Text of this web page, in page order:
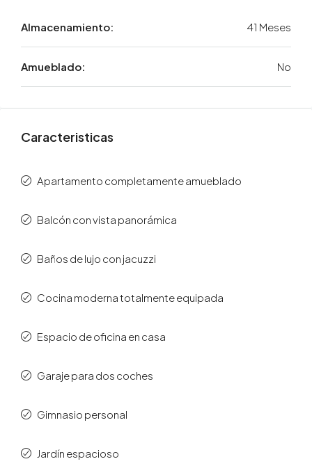
Almacenamiento: 41 Meses
Amueblado: No
Caracteristicas
Apartamento completamente amueblado
Balcón con vista panorámica
Baños de lujo con jacuzzi
Cocina moderna totalmente equipada
Espacio de oficina en casa
Garaje para dos coches
Gimnasio personal
Jardín espacioso